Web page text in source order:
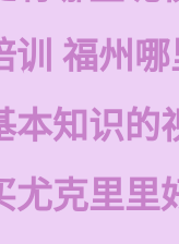
训 福州
本知识的
尤克里里